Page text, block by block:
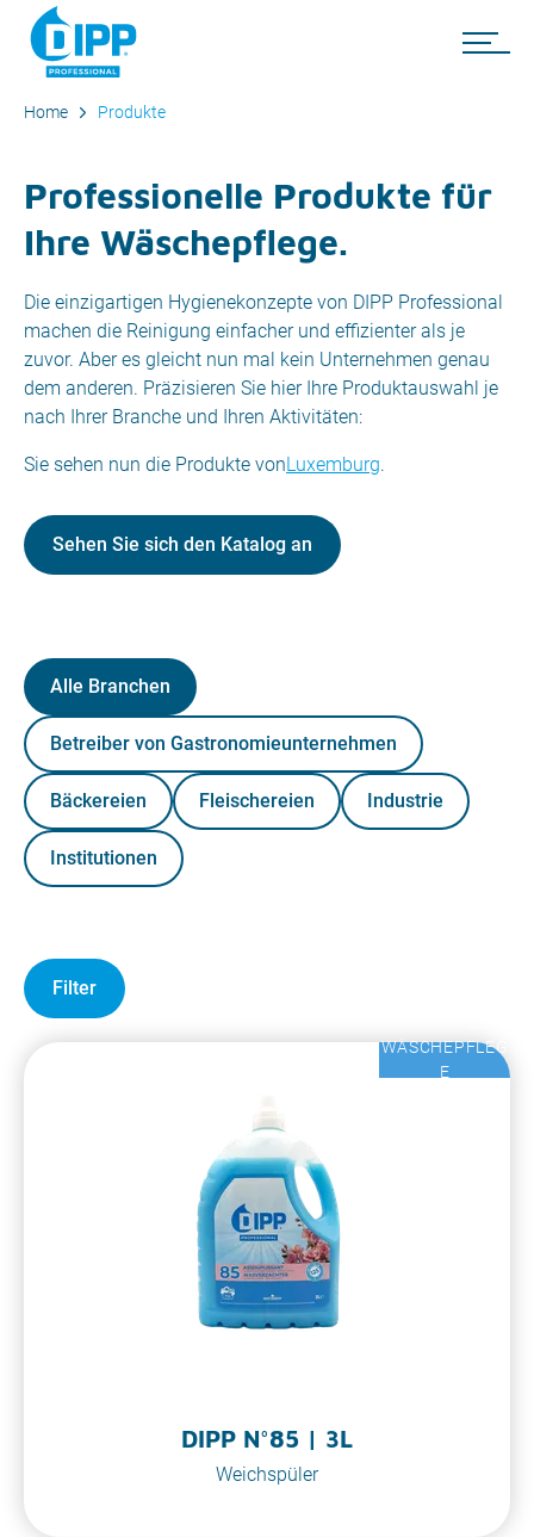
Home Produkte
Professionelle Produkte für
Ihre Wäschepflege.
Die einzigartigen Hygienekonzepte von DIPP Professional
machen die Reinigung einfacher und effizienter als je
zuvor. Aber es gleicht nun mal kein Unternehmen genau
dem anderen. Präzisieren Sie hier Ihre Produktauswahl je
nach Ihrer Branche und Ihren Aktivitäten:
Sie sehen nun die Produkte vonLuxemburg.
Sehen Sie sich den Katalog an
Alle Branchen
Betreiber von Gastronomieunternehmen
Bäckereien Fleischereien Industrie
Institutionen
Filter
WÄSCHEPFLEG
E
DIPP N°85 | 3L
Weichspüler